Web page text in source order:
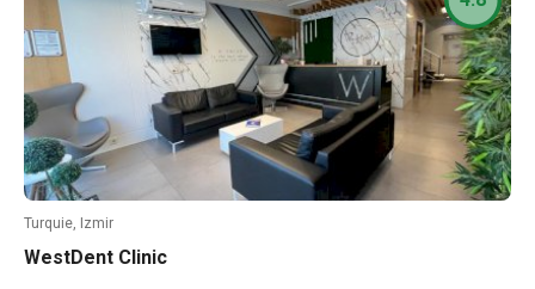
Turquie, Izmir
WestDent Clinic